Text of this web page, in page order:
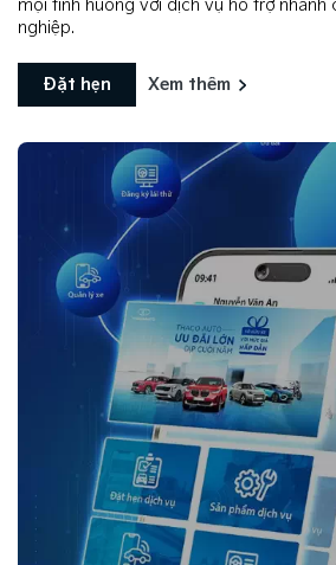
mọi tình huống với dịch vụ hỗ trợ nhanh
nghiệp.
Đặt hẹn Xem thêm